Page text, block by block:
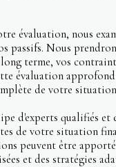
évaluation, nous
passifs. Nous
terme, vos
évaluation
de votre
d'experts qualifiés et
de votre situation
peuvent être
et des stratégies